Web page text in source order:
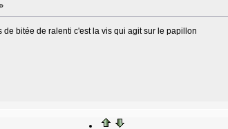
bitée de ralenti c'est la vis qui agit sur le papillon